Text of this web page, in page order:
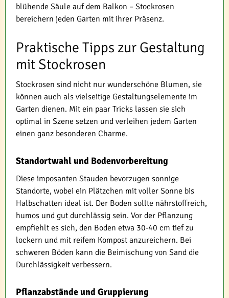
blühende Säule auf dem Balkon – Stockrosen
bereichern jeden Garten mit ihrer Präsenz.
Praktische Tipps zur Gestaltung
mit Stockrosen
Stockrosen sind nicht nur wunderschöne Blumen, sie
können auch als vielseitige Gestaltungselemente im
Garten dienen. Mit ein paar Tricks lassen sie sich
optimal in Szene setzen und verleihen jedem Garten
einen ganz besonderen Charme.
Standortwahl und Bodenvorbereitung
Diese imposanten Stauden bevorzugen sonnige
Standorte, wobei ein Plätzchen mit voller Sonne bis
Halbschatten ideal ist. Der Boden sollte nährstoffreich,
humos und gut durchlässig sein. Vor der Pflanzung
empfiehlt es sich, den Boden etwa 30-40 cm tief zu
lockern und mit reifem Kompost anzureichern. Bei
schweren Böden kann die Beimischung von Sand die
Durchlässigkeit verbessern.
Pflanzabstände und Gruppierung